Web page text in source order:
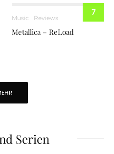
7
Music Reviews
Metallica – ReLoad
Serien